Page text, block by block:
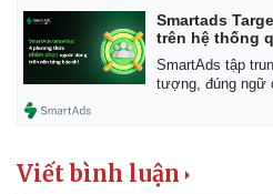
Smartads
trên hệ thống
SmartAds tập
tượng, đúng ngữ
Viết bình luận